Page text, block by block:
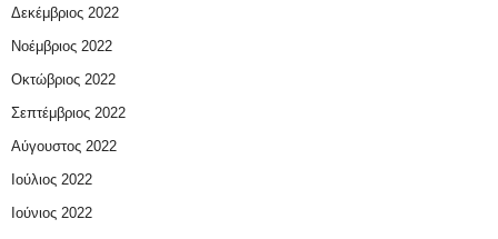
Δεκέμβριος 2022
Νοέμβριος 2022
Οκτώβριος 2022
Σεπτέμβριος 2022
Αύγουστος 2022
Ιούλιος 2022
Ιούνιος 2022